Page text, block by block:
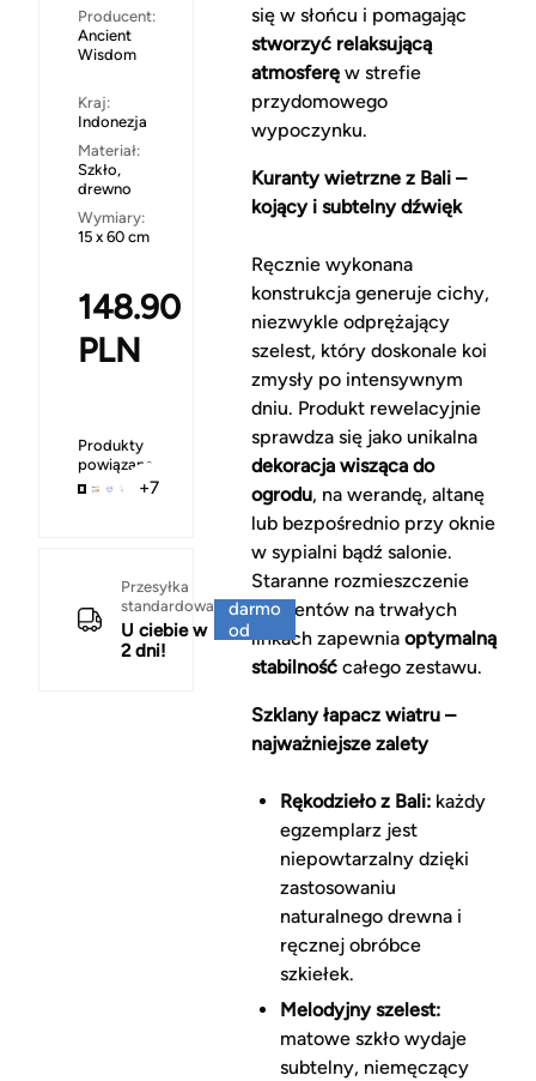
Producent:
Ancient
Wisdom
Kraj:
Indonezja
Materiał:
Szkło,
drewno
Wymiary:
15 x 60 cm
148.90
PLN
Produkty
powiązane
+7
Przesyłka
standardowa
U ciebie w
2 dni!
darmo
od
150 zł
się w słońcu i pomagając
stworzyć relaksującą
atmosferęw strefie
przydomowego
wypoczynku.
Kuranty wietrzne z Bali –
kojący i subtelny dźwięk
Ręcznie wykonana
konstrukcja generuje cichy,
niezwykle odprężający
szelest, który doskonale koi
zmysły po intensywnym
dniu. Produkt rewelacyjnie
sprawdza się jako unikalna
dekoracja wisząca do
ogrodu, na werandę, altanę
lub bezpośrednio przy oknie
w sypialni bądź salonie.
Staranne rozmieszczenie
elementów na trwałych
linkach zapewnia optymalną
stabilnośćcałego zestawu.
Szklany łapacz wiatru –
najważniejsze zalety
Rękodzieło z Bali:każdy
egzemplarz jest
niepowtarzalny dzięki
zastosowaniu
naturalnego drewna i
ręcznej obróbce
szkiełek.
Melodyjny szelest:
matowe szkło wydaje
subtelny, niemęczący